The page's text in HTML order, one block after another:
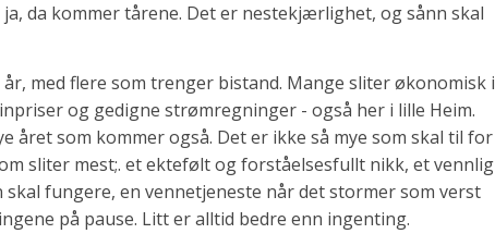
da kommer tårene. Det er nestekjærlighet, og sånn skal
med flere som trenger bistand. Mange sliter økonomisk i
og gedigne strømregninger - også her i lille Heim.
året som kommer også. Det er ikke så mye som skal til for
sliter mest;. et ektefølt og forståelsesfullt nikk, et vennlig
fungere, en vennetjeneste når det stormer som verst
på pause. Litt er alltid bedre enn ingenting.